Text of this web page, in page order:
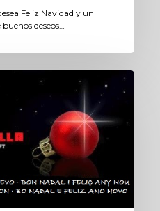
Feliz Navidad y un
deseos…